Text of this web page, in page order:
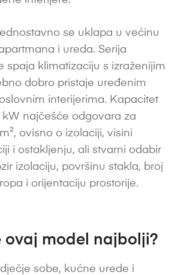
se uklapa u većinu
i ureda. Serija
spaja klimatizaciju s izraženijim
dobro pristaje uređenim
interijerima. Kapacitet
kW najčešće odgovara za
ovisno o izolaciji, visini
i ostakljenju, ali stvarni odabir
izolaciju, površinu stakla, broj
i orijentaciju prostorije.
ovaj model najbolji?
sobe, kućne urede i